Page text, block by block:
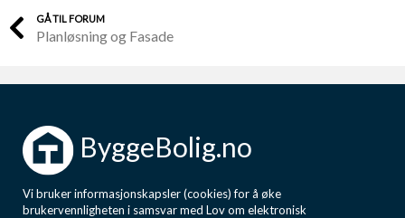
GÅ TIL FORUM
Planløsning og Fasade
ByggeBolig.no
Vi bruker informasjonskapsler (cookies) for å øke
brukervennligheten i samsvar med Lov om elektronisk